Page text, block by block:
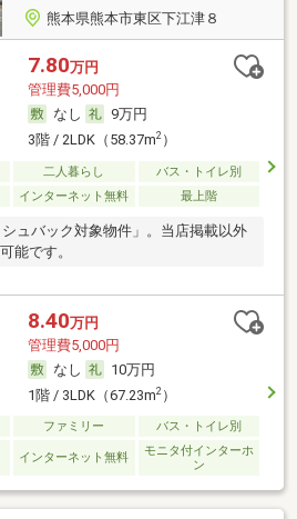
熊本県熊本市東区下江津８
7.80万円
管理費5,000円
なし
9万円
3階 / 2LDK（58.37m2）
二人暮らし
バス・トイレ別
インターネット無料 最上階
シュバック対象物件」。当店掲載以外
能です。
8.40万円
管理費5,000円
なし
10万円
1階 / 3LDK（67.23m2）
ファミリー バス・トイレ別
インターネット無料
モニタ付インターホ
ン